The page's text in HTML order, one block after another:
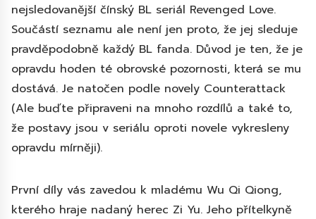
nejsledovanější čínský BL seriál Revenged Love.
Součástí seznamu ale není jen proto, že jej sleduje
pravděpodobně každý BL fanda. Důvod je ten, že je
opravdu hoden té obrovské pozornosti, která se mu
dostává. Je natočen podle novely Counterattack
(Ale buďte připraveni na mnoho rozdílů a také to,
že postavy jsou v seriálu oproti novele vykresleny
opravdu mírněji).
První díly vás zavedou k mladému Wu Qi Qiong,
kterého hraje nadaný herec Zi Yu. Jeho přítelkyně